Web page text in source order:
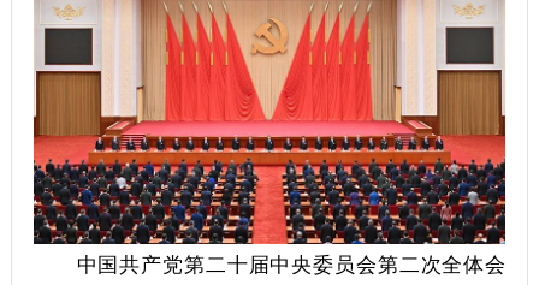
中国共产党第二十届中央委员会第二次全体会